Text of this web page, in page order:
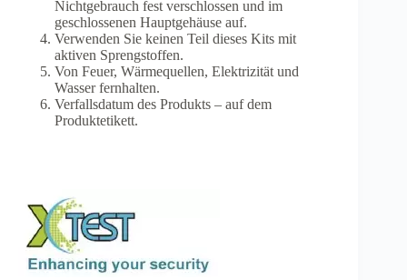
Nichtgebrauch fest verschlossen und im
geschlossenen Hauptgehäuse auf.
Verwenden Sie keinen Teil dieses Kits mit
aktiven Sprengstoffen.
Von Feuer, Wärmequellen, Elektrizität und
Wasser fernhalten.
Verfallsdatum des Produkts – auf dem
Produktetikett.